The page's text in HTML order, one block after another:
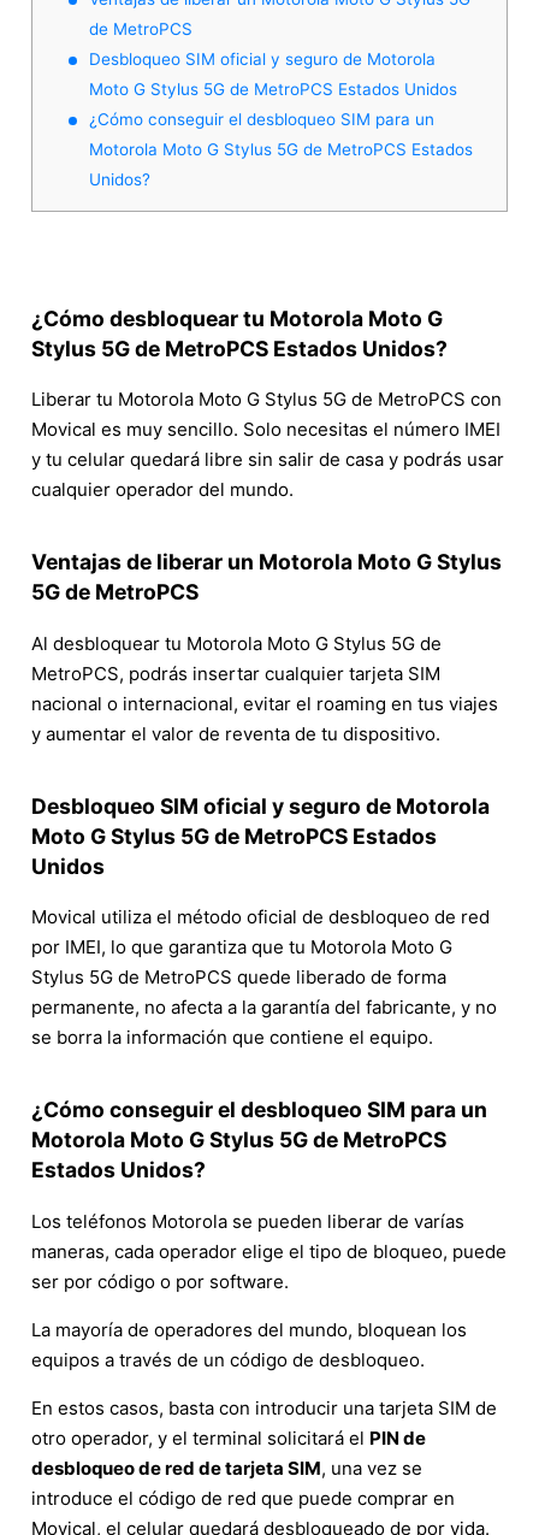
de MetroPCS
Desbloqueo SIM oficial y seguro de Motorola
Moto G Stylus 5G de MetroPCS Estados Unidos
¿Cómo conseguir el desbloqueo SIM para un
Motorola Moto G Stylus 5G de MetroPCS Estados
Unidos?
¿Cómo desbloquear tu Motorola Moto G
Stylus 5G de MetroPCS Estados Unidos?
Liberar tu Motorola Moto G Stylus 5G de MetroPCS con
Movical es muy sencillo. Solo necesitas el número IMEI
y tu celular quedará libre sin salir de casa y podrás usar
cualquier operador del mundo.
Ventajas de liberar un Motorola Moto G Stylus
5G de MetroPCS
Al desbloquear tu Motorola Moto G Stylus 5G de
MetroPCS, podrás insertar cualquier tarjeta SIM
nacional o internacional, evitar el roaming en tus viajes
y aumentar el valor de reventa de tu dispositivo.
Desbloqueo SIM oficial y seguro de Motorola
Moto G Stylus 5G de MetroPCS Estados
Unidos
Movical utiliza el método oficial de desbloqueo de red
por IMEI, lo que garantiza que tu Motorola Moto G
Stylus 5G de MetroPCS quede liberado de forma
permanente, no afecta a la garantía del fabricante, y no
se borra la información que contiene el equipo.
¿Cómo conseguir el desbloqueo SIM para un
Motorola Moto G Stylus 5G de MetroPCS
Estados Unidos?
Los teléfonos Motorola se pueden liberar de varías
maneras, cada operador elige el tipo de bloqueo, puede
ser por código o por software.
La mayoría de operadores del mundo, bloquean los
equipos a través de un código de desbloqueo.
En estos casos, basta con introducir una tarjeta SIM de
otro operador, y el terminal solicitará el PIN de
desbloqueo de red de tarjeta SIM, una vez se
introduce el código de red que puede comprar en
Movical, el celular quedará desbloqueado de por vida.